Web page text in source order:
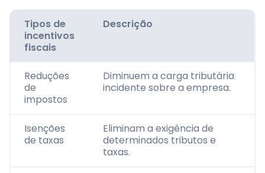
Tipos de
incentivos
fiscais
Descrição
Reduções
de
impostos
Diminuem a carga tributária
incidente sobre a empresa.
Isenções
de taxas
Eliminam a exigência de
determinados tributos e
taxas.